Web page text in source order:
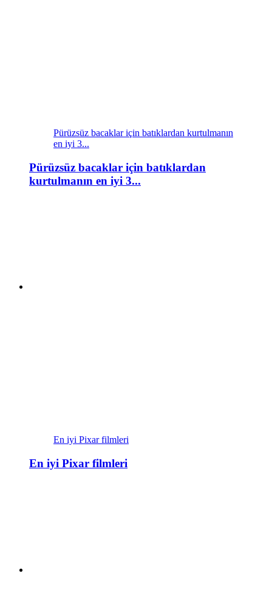
Pürüzsüz bacaklar için batıklardan kurtulmanın
en iyi 3...
Pürüzsüz bacaklar için batıklardan
kurtulmanın en iyi 3...
En iyi Pixar filmleri
En iyi Pixar filmleri